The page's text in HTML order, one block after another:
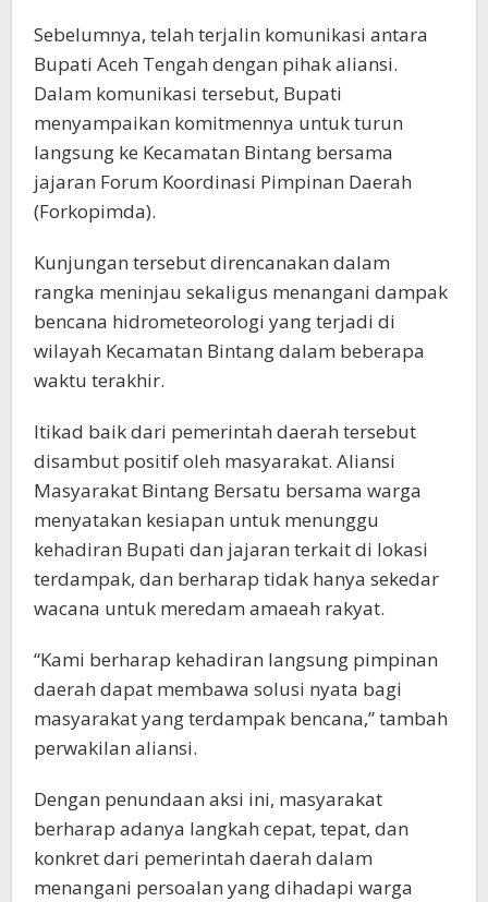
‎Sebelumnya, telah terjalin komunikasi antara
Bupati Aceh Tengah dengan pihak aliansi.
Dalam komunikasi tersebut, Bupati
menyampaikan komitmennya untuk turun
langsung ke Kecamatan Bintang bersama
jajaran Forum Koordinasi Pimpinan Daerah
(Forkopimda).
Kunjungan tersebut direncanakan dalam
rangka meninjau sekaligus menangani dampak
bencana hidrometeorologi yang terjadi di
wilayah Kecamatan Bintang dalam beberapa
waktu terakhir.
‎Itikad baik dari pemerintah daerah tersebut
disambut positif oleh masyarakat. Aliansi
Masyarakat Bintang Bersatu bersama warga
menyatakan kesiapan untuk menunggu
kehadiran Bupati dan jajaran terkait di lokasi
terdampak, dan berharap tidak hanya sekedar
wacana untuk meredam amaeah rakyat.
“Kami berharap kehadiran langsung pimpinan
daerah dapat membawa solusi nyata bagi
masyarakat yang terdampak bencana,” tambah
perwakilan aliansi.
Dengan penundaan aksi ini, masyarakat
berharap adanya langkah cepat, tepat, dan
konkret dari pemerintah daerah dalam
menangani persoalan yang dihadapi warga